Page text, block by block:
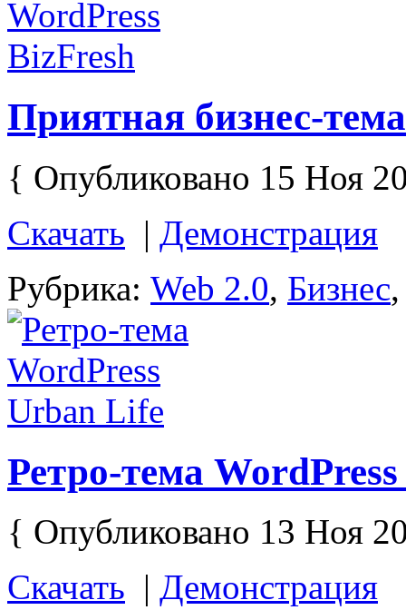
Приятная бизнес-
{ Опубликовано 15 Ноя
Скачать | Демонстрация
Рубрика: Web 2.0, Бизнес
Ретро-тема
{ Опубликовано 13 Ноя
Скачать | Демонстрация